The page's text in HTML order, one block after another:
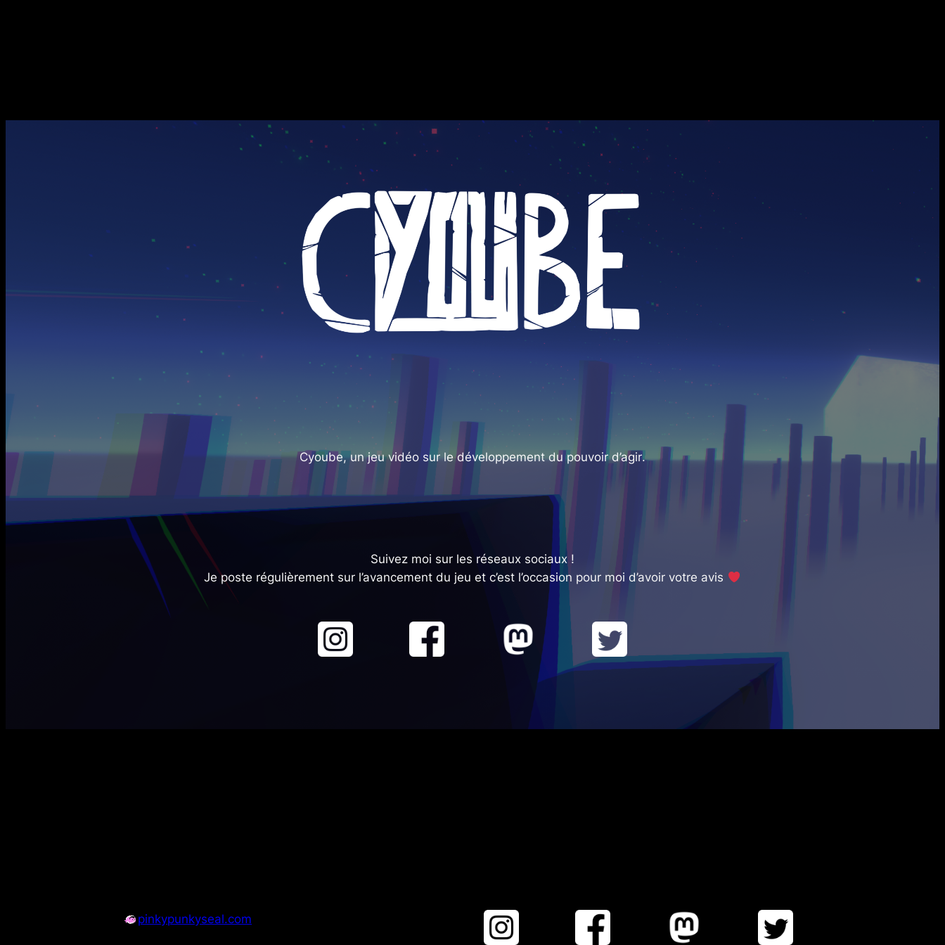
Cyoube, un jeu vidéo sur ledéveloppement du pouvoir d’agir.
Suivez moi sur les réseaux sociaux !
Je poste régulièrement sur l’avancement du jeu et c’est l’occasion pour moi d’avoir votre avis
pinkypunkyseal.com